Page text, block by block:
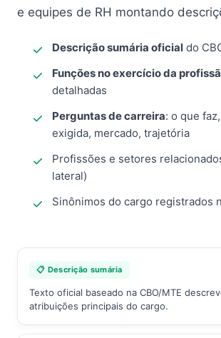
e equipes de RH montando
Descrição sumária oficial do
Funções no exercício da
detalhadas
Perguntas de carreira: o que
exigida, mercado, trajetória
Profissões e setores
lateral)
Sinônimos do cargo registrados
📋 Descrição sumária
Texto oficial baseado na CBO/MTE
atribuições principais do cargo.